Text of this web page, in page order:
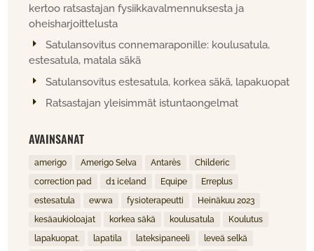
kertoo ratsastajan fysiikkavalmennuksesta ja
oheisharjoittelusta
Satulansovitus connemaraponille: koulusatula,
estesatula, matala säkä
Satulansovitus estesatula, korkea säkä, lapakuopat
Ratsastajan yleisimmät istuntaongelmat
AVAINSANAT
amerigo Amerigo Selva Antarès
Childeric
correction pad
d1 iceland Equipe
Erreplus
estesatula
ewwa fysioterapeutti
Heinäkuu 2023
kesäaukioloajat
korkea säkä koulusatula
Koulutus
lapakuopat.
lapatila lateksipaneeli
leveä selkä